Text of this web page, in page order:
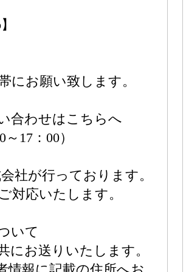
にお願い致します。
合わせはこちらへ
17：00）
社が行っております。
対応いたします。
いて
にお送りいたします。